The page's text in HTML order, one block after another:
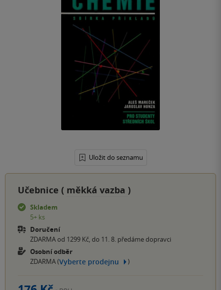
Uložit do seznamu
Učebnice ( měkká vazba )
Skladem
5+ ks
Doručení
ZDARMA od 1299 Kč, do 11. 8. předáme dopravci
Osobní odběr
ZDARMA (Vyberte prodejnu )